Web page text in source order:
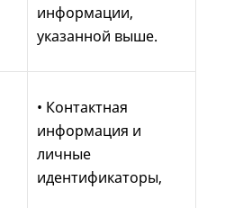
информации,
указанной выше.
• Контактная
информация и
личные
идентификаторы,